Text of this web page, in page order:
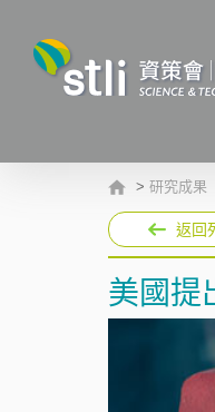
> 研究成果
返回
美國提